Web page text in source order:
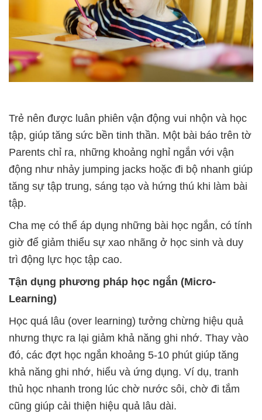
Trẻ nên được luân phiên vận động vui nhộn và học
tập, giúp tăng sức bền tinh thần. Một bài báo trên tờ
Parents chỉ ra, những khoảng nghỉ ngắn với vận
động như nhảy jumping jacks hoặc đi bộ nhanh giúp
tăng sự tập trung, sáng tạo và hứng thú khi làm bài
tập.
Cha mẹ có thể áp dụng những bài học ngắn, có tính
giờ để giảm thiểu sự xao nhãng ở học sinh và duy
trì động lực học tập cao.
Tận dụng phương pháp học ngắn (Micro-
Learning)
Học quá lâu (over learning) tưởng chừng hiệu quả
nhưng thực ra lại giảm khả năng ghi nhớ. Thay vào
đó, các đợt học ngắn khoảng 5-10 phút giúp tăng
khả năng ghi nhớ, hiểu và ứng dụng. Ví dụ, tranh
thủ học nhanh trong lúc chờ nước sôi, chờ đi tắm
cũng giúp cải thiện hiệu quả lâu dài.